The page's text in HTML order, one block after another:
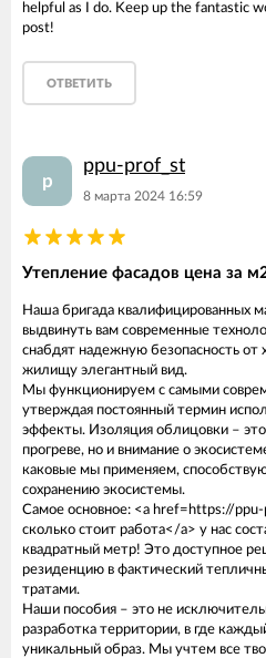
helpful as I do. Keep up the fantastic
post!
ОТВЕТИТЬ
p
ppu-prof_st
8 марта 2024 16:59
Утепление фасадов цена за
Наша бригада квалифицированных
выдвинуть вам современные
снабдят надежную безопасность от
жилищу элегантный вид.
Мы функционируем с самыми
утверждая постоянный термин
эффекты. Изоляция облицовки –
прогреве, но и внимание о
каковые мы применяем,
сохранению экосистемы.
Самое основное: <a href=https://
сколько стоит работа</a> у нас
квадратный метр! Это доступное
резиденцию в фактический
тратами.
Наши пособия – это не
разработка территории, в где
уникальный образ. Мы учтем все